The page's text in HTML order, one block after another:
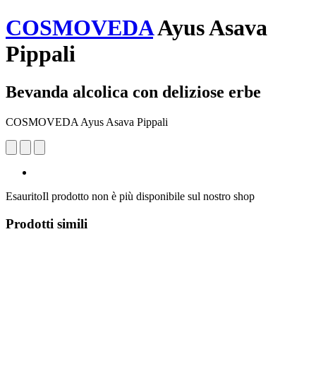
COSMOVEDAAyus Asava
Pippali
Bevanda alcolica con deliziose erbe
COSMOVEDA Ayus Asava Pippali
EsauritoIl prodotto non è più disponibile sul nostro shop
Prodotti simili